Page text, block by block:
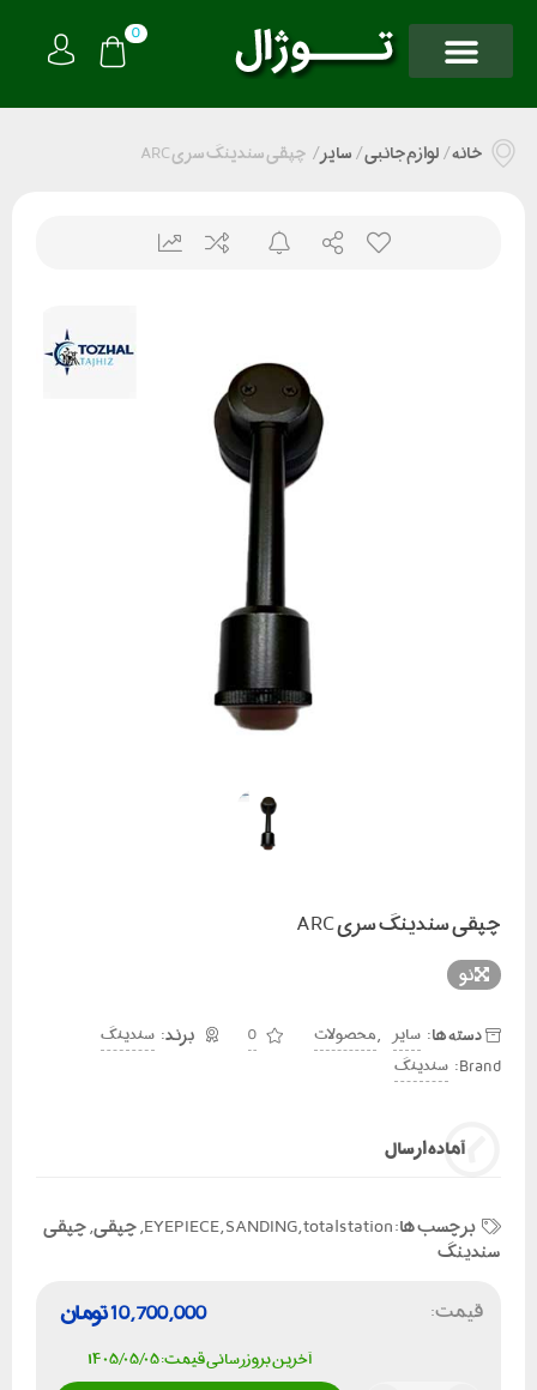
0
خانه/لوازم جانبی/سایر/ چپقی سندینگ سری ARC
چپقی سندینگ سری ARC
نو
دسته ها: سایر ,محصولات 0 سندینگ
Brand: سندینگ
آماده ارسال
برچسب ها: EYEPIECE,SANDING,total station
,چپقی,چپقی
سندینگ
قیمت:
تومان10,700,000
آخرین بروزرسانی قیمت: ۱۴۰۵/۰۵/۰۵